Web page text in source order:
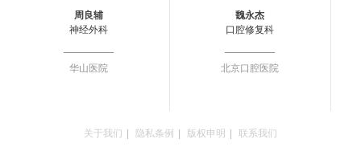
周良辅
神经外科
华山医院
魏永杰
口腔修复科
北京口腔医院
关于我们 隐私条例 版权申明 联系我们